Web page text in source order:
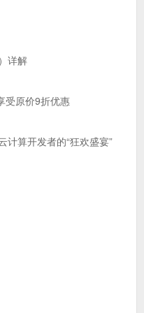
详解
受原价9折优惠
计算开发者的“狂欢盛宴”